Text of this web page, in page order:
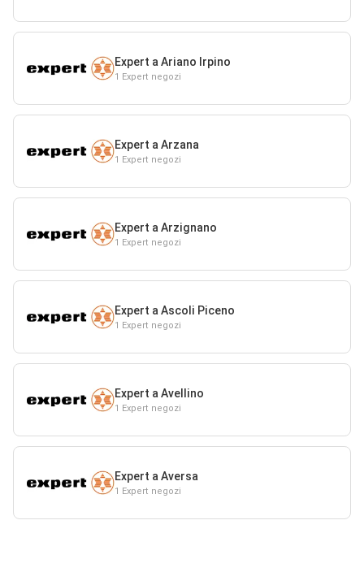
Expert a Ariano Irpino
1 Expert negozi
Expert a Arzana
1 Expert negozi
Expert a Arzignano
1 Expert negozi
Expert a Ascoli Piceno
1 Expert negozi
Expert a Avellino
1 Expert negozi
Expert a Aversa
1 Expert negozi